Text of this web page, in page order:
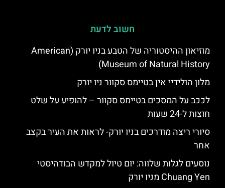
חשוב לדעת
מוזיאון ההיסטוריה של הטבע בניו יורק (American
Museum of Natural History)
מלון הולידיי אין בטיימס סקוור ניו יורק
לככב על המסכים בטיימס סקוור – להופיע על שלט
חוצות ל-24 שעות
סיורי ריצה מודרכים בניו יורק- לראות את העיר בקצב
אחר
נוסעים לגלות שלווה: יום טיול למקדש הבודהיסטי
Chuang Yen מניו יורק